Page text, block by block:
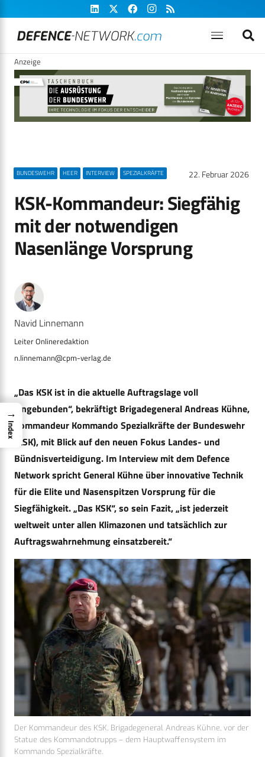
Anzeige
BUNDESWEHR HEER INTERVIEW SPEZIALKRÄFTE 22. Februar 2026
KSK-Kommandeur: Siegfähig
mit der notwendigen
Nasenlänge Vorsprung
Navid Linnemann
n.linnemann@cpm-verlag.de
„Das KSK ist in die aktuelle Auftragslage voll
eingebunden“, bekräftigt Brigadegeneral Andreas Kühne,
Kommandeur Kommando Spezialkräfte der Bundeswehr
(KSK), mit Blick auf den neuen Fokus Landes- und
Bündnisverteidigung. Im Interview mit dem Defence
Network spricht General Kühne über innovative Technik
für die Elite und Nasenspitzen Vorsprung für die
Siegfähigkeit. „Das KSK“, so sein Fazit, „ist jederzeit
weltweit unter allen Klimazonen und tatsächlich zur
Auftragswahrnehmung einsatzbereit.“
Der Kommandeur des KSK, Brigadegeneral Andreas Kühne, vor der
Statue des Kommandotrupps – dem Hauptwaffensystem im
Kommando Spezialkräfte.
→
Index